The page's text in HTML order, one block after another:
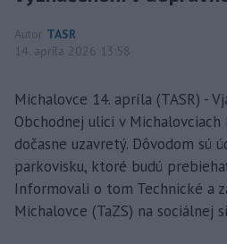
Autor TASR
14. apríla 2026 13:58
Michalovce 14. apríla (TASR) -
Obchodnej ulici v
dočasne uzavretý. Dôvodom sú
parkovisku, ktoré budú
Informovali o tom Technické a
Michalovce (TaZS) na sociálnej